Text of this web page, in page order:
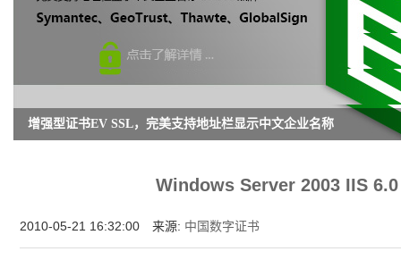
增强型证书EV SSL，完美支持地址栏显示中文企业名称
Windows Server 2003 IIS
2010-05-21 16:32:00 来源: 中国数字证书